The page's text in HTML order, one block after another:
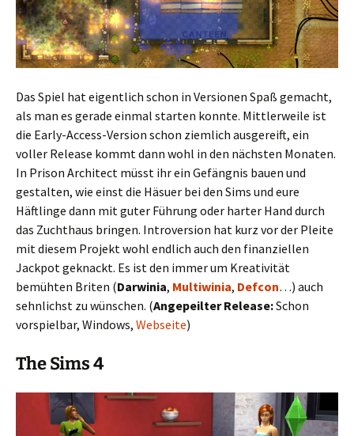
Das Spiel hat eigentlich schon in Versionen Spaß gemacht,
als man es gerade einmal starten konnte. Mittlerweile ist
die Early-Access-Version schon ziemlich ausgereift, ein
voller Release kommt dann wohl in den nächsten Monaten.
In Prison Architect müsst ihr ein Gefängnis bauen und
gestalten, wie einst die Häsuer bei den Sims und eure
Häftlinge dann mit guter Führung oder harter Hand durch
das Zuchthaus bringen. Introversion hat kurz vor der Pleite
mit diesem Projekt wohl endlich auch den finanziellen
Jackpot geknackt. Es ist den immer um Kreativität
bemühten Briten (Darwinia, Multiwinia, Defcon…) auch
sehnlichst zu wünschen. (Angepeilter Release:Schon
vorspielbar, Windows, Webseite)
The Sims 4